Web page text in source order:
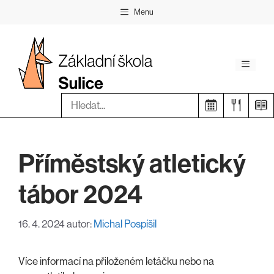
Menu
Menu
Hledat:
Příměstský atletický
tábor 2024
16. 4. 2024autor: Michal Pospíšil
Více informací na přiloženém letáčku nebo na